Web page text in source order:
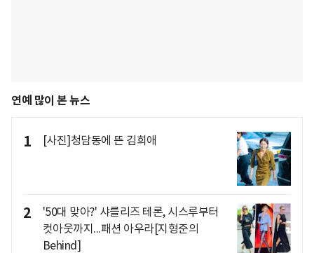
연예 많이 본 뉴스
1 [사진]청담동에 뜬 김희애
2
'50대 맞아?' 샤를리즈 테론, 시스루부터
컷아웃까지...패션 아우라[지형준의
Behind]